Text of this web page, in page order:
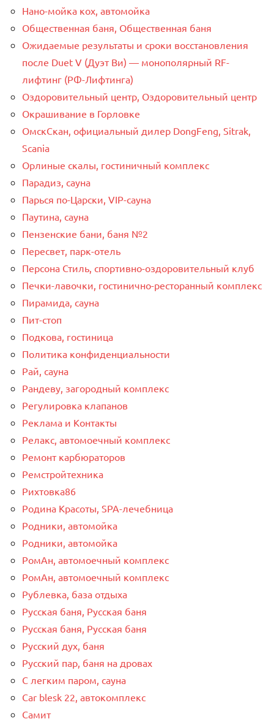
Нано-мойка кох, автомойка
Общественная баня, Общественная баня
Ожидаемые результаты и сроки восстановления
после Duet V (Дуэт Ви) — монополярный RF-
лифтинг (РФ-Лифтинга)
Оздоровительный центр, Оздоровительный центр
Окрашивание в Горловке
ОмскСкан, официальный дилер DongFeng, Sitrak,
Scania
Орлиные скалы, гостиничный комплекс
Парадиз, сауна
Парься по-Царски, VIP-сауна
Паутина, сауна
Пензенские бани, баня №2
Пересвет, парк-отель
Персона Стиль, спортивно-оздоровительный клуб
Печки-лавочки, гостинично-ресторанный комплекс
Пирамида, сауна
Пит-стоп
Подкова, гостиница
Политика конфиденциальности
Рай, сауна
Рандеву, загородный комплекс
Регулировка клапанов
Реклама и Контакты
Релакс, автомоечный комплекс
Ремонт карбюраторов
Ремстройтехника
Рихтовка86
Родина Красоты, SPA-лечебница
Родники, автомойка
Родники, автомойка
РомАн, автомоечный комплекс
РомАн, автомоечный комплекс
Рублевка, база отдыха
Русская баня, Русская баня
Русская баня, Русская баня
Русский дух, баня
Русский пар, баня на дровах
С легким паром, сауна
Сar blesk 22, автокомплекс
Самит